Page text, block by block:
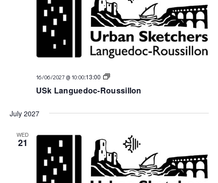
16/06/2027 @ 10:00:13:00
USk
USk Languedoc-Roussillon
July 2027
WED
21